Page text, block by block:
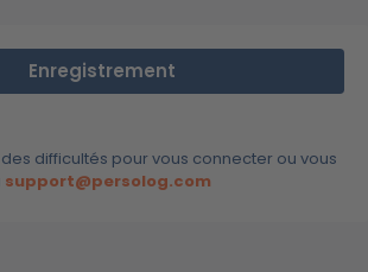
Enregistrement
difficultés pour vous connecter ou vous
support@persolog.com